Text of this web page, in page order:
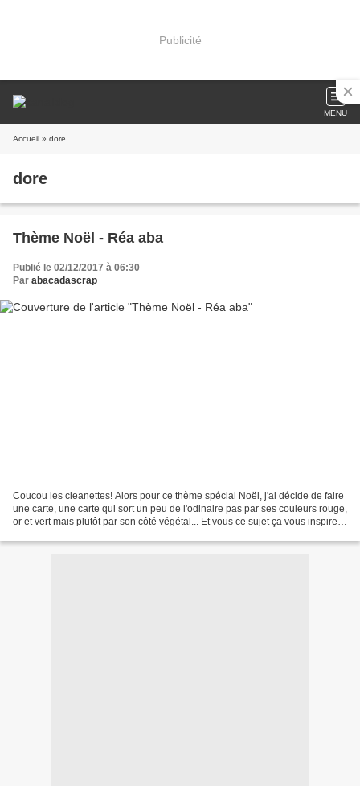
Publicité
MENU
Accueil » dore
dore
Thème Noël - Réa aba
Publié le 02/12/2017 à 06:30
Par abacadascrap
Coucou les cleanettes! Alors pour ce thème spécial Noël, j'ai décide de faire
une carte, une carte qui sort un peu de l'odinaire pas par ses couleurs rouge,
or et vert mais plutôt par son côté végétal... Et vous ce sujet ça vous inspire?